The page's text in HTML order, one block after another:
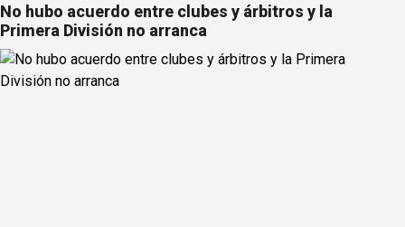
No hubo acuerdo entre clubes y árbitros y la
Primera División no arranca